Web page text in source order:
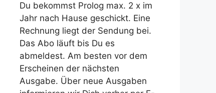
Du bekommst Prolog max. 2 x im
Jahr nach Hause geschickt. Eine
Rechnung liegt der Sendung bei.
Das Abo läuft bis Du es
abmeldest. Am besten vor dem
Erscheinen der nächsten
Ausgabe. Über neue Ausgaben